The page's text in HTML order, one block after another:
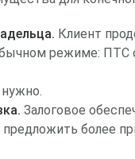
Клиент
режиме: ПТС
Залоговое
предложить более